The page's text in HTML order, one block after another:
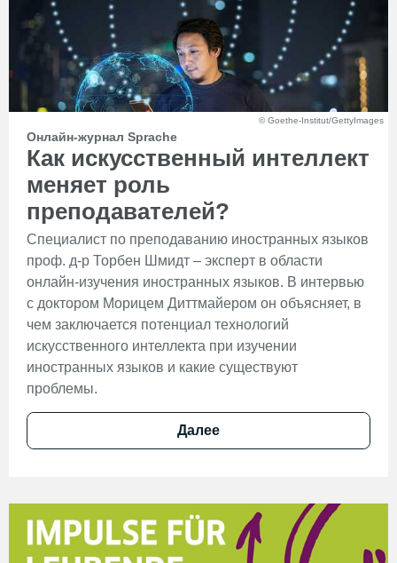
© Goethe-Institut/GettyImages
Онлайн-журнал Sprache
​​​​​​​Как искусственный интеллект
меняет роль
преподавателей?
Специалист по преподаванию иностранных языков
проф. д-р Торбен Шмидт – эксперт в области
онлайн-изучения иностранных языков. В интервью
с доктором Морицем Диттмайером он объясняет, в
чем заключается потенциал технологий
искусственного интеллекта при изучении
иностранных языков и какие существуют
проблемы.
Далее